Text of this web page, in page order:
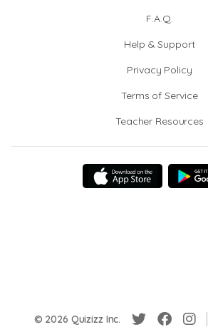
F.A.Q.
Help & Support
Privacy Policy
Terms of Service
Teacher Resources
© 2026 Quizizz Inc.